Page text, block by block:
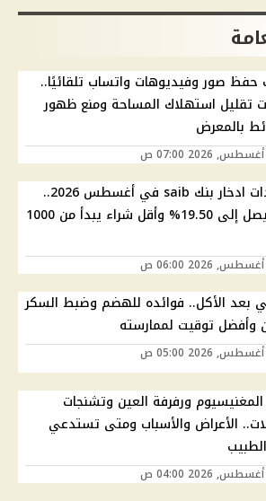
حفظ صور وفيديوهات واتساب تلقائيًا..
تقليل استهلاك المساحة ومنع ظهور
بالمعرض
شهادات ادخار بنك saib في أغسطس 2026..
عائد يصل إلى 19.50% وأقل شراء يبدأ من 1000
بعد الأكل.. فوائده للهضم وضبط السكر
وأفضل توقيت لممارسته
ورفرفة العين وتشنجات
الأعراض والأسباب ومتى تستدعي